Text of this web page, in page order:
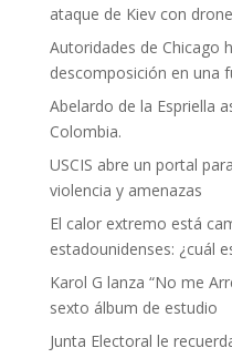
ataque de Kiev con
Autoridades de Chicago
descomposición en una
Abelardo de la Espriella
Colombia.
USCIS abre un portal
violencia y amenazas
El calor extremo está
estadounidenses: ¿cuál
Karol G lanza “No me
sexto álbum de estudio
Junta Electoral le